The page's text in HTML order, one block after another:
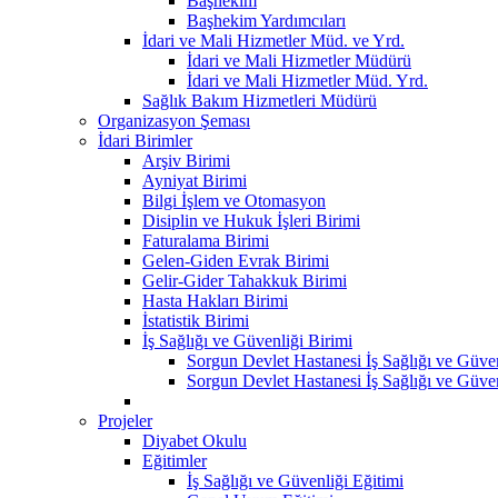
Başhekim Yardımcıları
İdari ve Mali Hizmetler Müd. ve Yrd.
İdari ve Mali Hizmetler Müdürü
İdari ve Mali Hizmetler Müd. Yrd.
Sağlık Bakım Hizmetleri Müdürü
Organizasyon Şeması
İdari Birimler
Arşiv Birimi
Ayniyat Birimi
Bilgi İşlem ve Otomasyon
Disiplin ve Hukuk İşleri Birimi
Faturalama Birimi
Gelen-Giden Evrak Birimi
Gelir-Gider Tahakkuk Birimi
Hasta Hakları Birimi
İstatistik Birimi
İş Sağlığı ve Güvenliği Birimi
Sorgun Devlet Hastanesi İş Sağlığı ve
Sorgun Devlet Hastanesi İş Sağlığı ve
Projeler
Diyabet Okulu
Eğitimler
İş Sağlığı ve Güvenliği Eğitimi